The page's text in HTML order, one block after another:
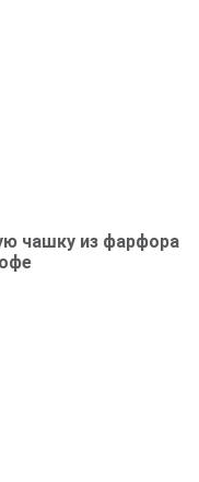
чашку из фарфора